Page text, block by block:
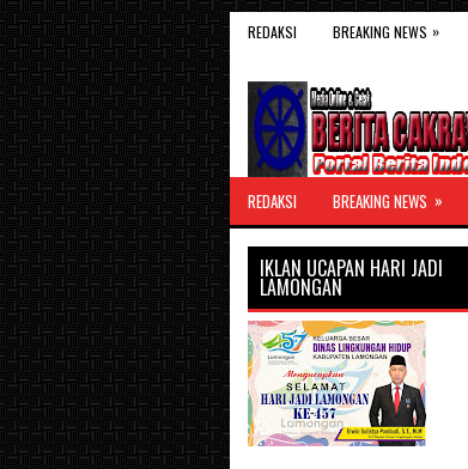
REDAKSI BREAKING NEWS »
REDAKSI BREAKING NEWS »
IKLAN UCAPAN HARI JADI
LAMONGAN